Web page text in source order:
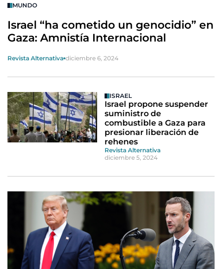
MUNDO
Israel “ha cometido un genocidio” en
Gaza: Amnistía Internacional
Revista Alternativa diciembre 6, 2024
ISRAEL
Israel propone suspender
suministro de
combustible a Gaza para
presionar liberación de
rehenes
Revista Alternativa
diciembre 5, 2024